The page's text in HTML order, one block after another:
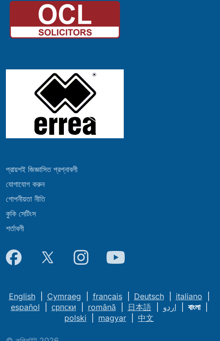
প্রায়শই জিজ্ঞাসিত প্রশ্নাবলী
যোগাযোগ করুন
গোপনীয়তা নীতি
কুকি সেটিংস
শর্তাবলী
English| Cymraeg français| Deutsch| italiano
español
српски română| 日本語| اردو বাংলা|
polski
magyar 中文